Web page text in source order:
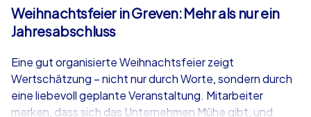
Greven
1,5-3,0 h 15-1,000
Greven
1,5-3,0 h
Weihnachtsfeier in Greven: Mehr als nur ein
Jahresabschluss
Eine gut organisierte Weihnachtsfeier zeigt
Wertschätzung – nicht nur durch Worte, sondern durch
eine liebevoll geplante Veranstaltung. Mitarbeiter
merken, dass sich das Unternehmen Mühe gibt, und